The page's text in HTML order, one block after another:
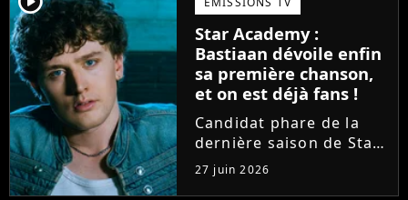
Star Academy :
Bastiaan dévoile enfin
sa première chanson,
et on est déjà fans !
Candidat phare de la
dernière saison de Star
Academy, Bastiaan fait
enfin les présentations
27 juin 2026